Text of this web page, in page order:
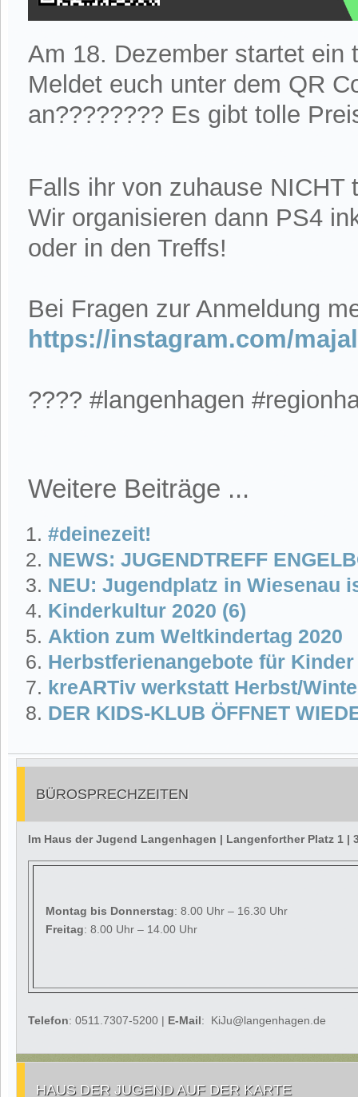
Am 18. Dezember startet ein
Meldet euch unter dem QR
an???????? Es gibt tolle
Falls ihr von zuhause
Wir organisieren dann PS4
oder in den Treffs!
Bei Fragen zur Anmeldung
https://instagram.com/
???? #langenhagen
Weitere Beiträge ...
#deinezeit!
NEWS: JUGENDTREFF
NEU: Jugendplatz in Wiesenau
Kinderkultur 2020 (6)
Aktion zum Weltkindertag 2020
Herbstferienangebote für
kreARTiv werkstatt Herbst/
DER KIDS-KLUB ÖFFNET
BÜROSPRECHZEITEN
Im Haus der Jugend Langenhagen | Langenforther Platz 1 |
Montag bis Donnerstag: 8.00 Uhr – 16.30 Uhr
Freitag: 8.00 Uhr – 14.00 Uhr
Telefon: 0511.7307-5200 | E-Mail: KiJu@langenhagen.de
HAUS DER JUGEND AUF DER KARTE